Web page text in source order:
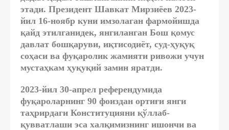
этади. Президент Шавкат Мирзиёев 2023-
йил 16-ноябр куни имзолаган фармойишда
қайд этилганидек, янгиланган Бош қомус
давлат бошқаруви, иқтисодиёт, суд-ҳуқуқ
соҳаси ва фуқаролик жамияти ривожи учун
мустаҳкам ҳуқуқий замин яратди.
2023-йил 30-апрел референдумида
фуқароларнинг 90 фоиздан ортиғи янги
таҳрирдаги Конституцияни қўллаб-
қувватлаши эса халқимизнинг ишончи ва